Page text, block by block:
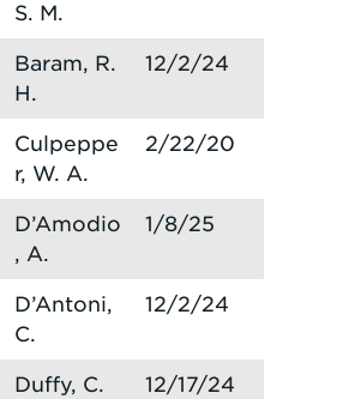
S. M.
Baram, R.
H.
12/2/24
Culpeppe
r, W. A.
2/22/20
D’Amodio
, A.
1/8/25
D’Antoni,
C.
12/2/24
Duffy, C.
12/17/24